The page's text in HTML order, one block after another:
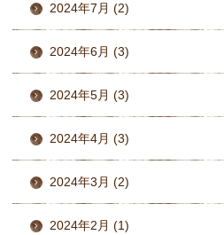
2024年7月 (2)
2024年6月 (3)
2024年5月 (3)
2024年4月 (3)
2024年3月 (2)
2024年2月 (1)